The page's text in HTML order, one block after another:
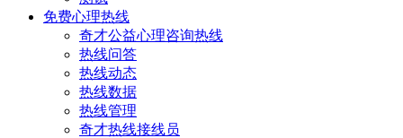
免费心理热线
奇才公益心理咨询热线
热线问答
热线动态
热线数据
热线管理
奇才热线接线员